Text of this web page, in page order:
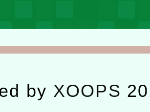
by XOOPS